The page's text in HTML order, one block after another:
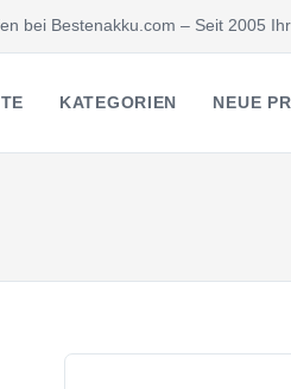
bei Bestenakku.com – Seit 2005
KATEGORIEN NEUE